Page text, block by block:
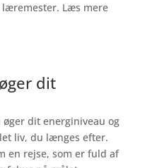
Læs mere
dit
dit energiniveau og
liv, du længes efter.
en rejse, som er fuld af